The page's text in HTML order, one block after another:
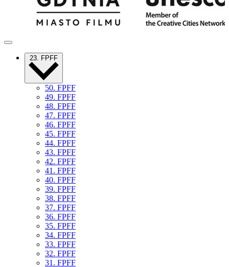
23. FPFF
50. FPFF
49. FPFF
48. FPFF
47. FPFF
46. FPFF
45. FPFF
44. FPFF
43. FPFF
42. FPFF
41. FPFF
40. FPFF
39. FPFF
38. FPFF
37. FPFF
36. FPFF
35. FPFF
34. FPFF
33. FPFF
32. FPFF
31. FPFF